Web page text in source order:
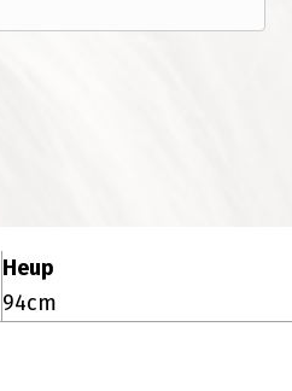
Heup
94cm